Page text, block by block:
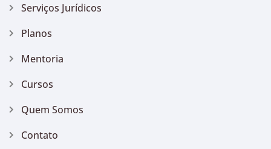
Serviços Jurídicos
Planos
Mentoria
Cursos
Quem Somos
Contato